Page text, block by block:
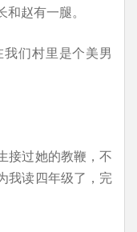
赵有一腿。
们村里是个美男
接过她的教鞭，不
我读四年级了，完